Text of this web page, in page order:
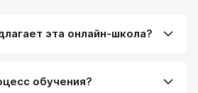
эта онлайн-школа?
обучения?